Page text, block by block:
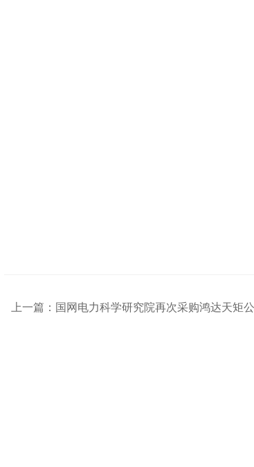
上一篇： 国网电力科学研究院再次采购鸿达天矩公司